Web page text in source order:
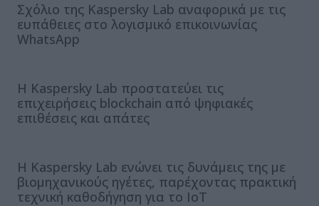
Σχόλιο της Kaspersky Lab αναφορικά με τις
ευπάθειες στο λογισμικό επικοινωνίας
WhatsApp
Η Kaspersky Lab προστατεύει τις
επιχειρήσεις blockchain από ψηφιακές
επιθέσεις και απάτες
Η Kaspersky Lab ενώνει τις δυνάμεις της με
βιομηχανικούς ηγέτες, παρέχοντας πρακτική
τεχνική καθοδήγηση για το IoT